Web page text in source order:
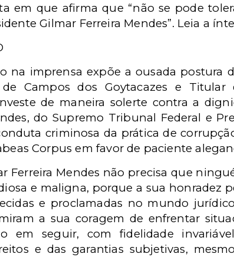
em que afirma que “não se pode
Gilmar Ferreira Mendes”. Leia a
na imprensa expõe a ousada postura
Campos dos Goytacazes e
de maneira solerte contra a
do Supremo Tribunal Federal e
criminosa da prática de
Corpus em favor de paciente
Ferreira Mendes não precisa que
e maligna, porque a sua honradez
e proclamadas no mundo
a sua coragem de enfrentar
em seguir, com fidelidade
e das garantias subjetivas,